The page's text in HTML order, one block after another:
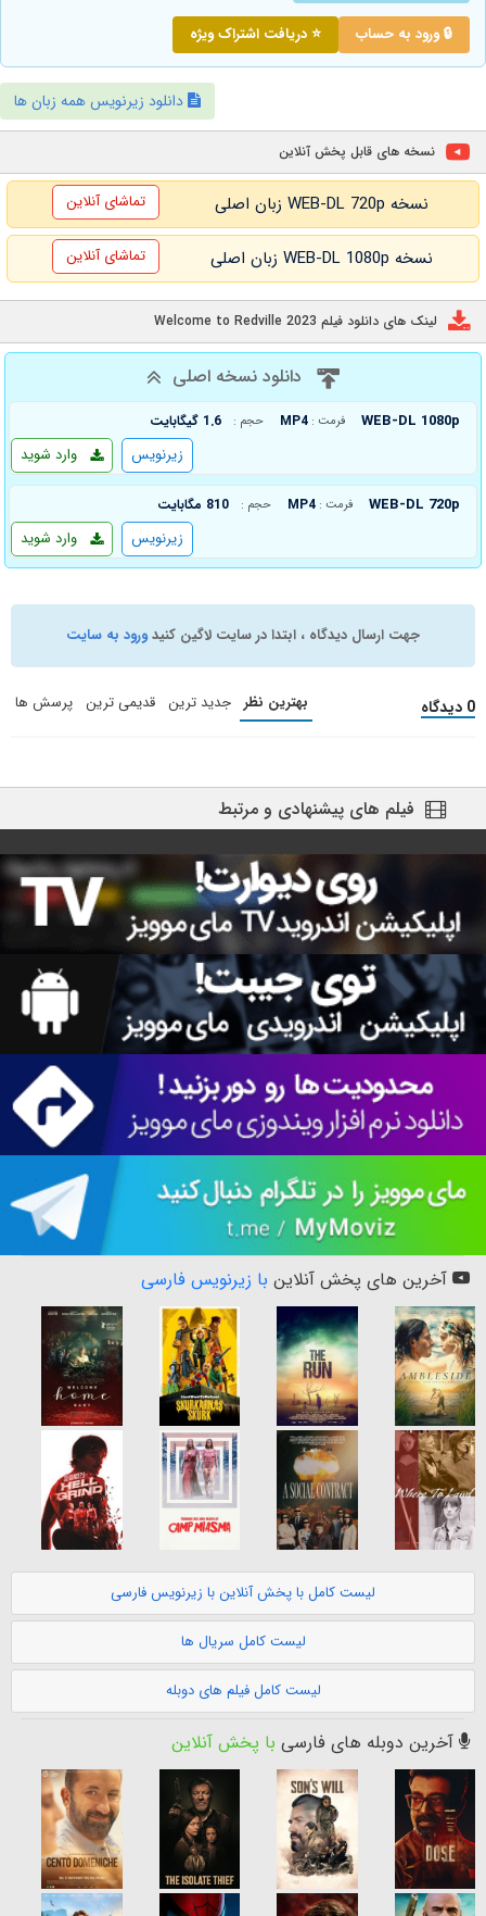
🔒 ورود به حساب ⭐ دریافت اشتراک ویژه
دانلود زیرنویس همه زبان ها
نسخه های قابل پخش آنلاین
نسخه WEB-DL 720p زبان اصلی تماشای آنلاین
نسخه WEB-DL 1080p زبان اصلی تماشای آنلاین
لینک های دانلود فیلم Welcome to Redville 2023
دانلود نسخه اصلی
WEB-DL 1080p فرمت : MP4 حجم : 1.6 گیگابایت
وارد شوید زیرنویس
WEB-DL 720p فرمت : MP4 حجم : 810 مگابایت
وارد شوید زیرنویس
جهت ارسال دیدگاه ، ابتدا در سایت لاگین کنیدورود به سایت
0 دیدگاه بهترین نظر جدید ترین قدیمی ترین پرسش ها
فیلم های پیشنهادی و مرتبط
آخرین های پخش آنلاین با زیرنویس فارسی
لیست کامل با پخش آنلاین با زیرنویس فارسی
لیست کامل سریال ها
لیست کامل فیلم های دوبله
آخرین دوبله های فارسی با پخش آنلاین